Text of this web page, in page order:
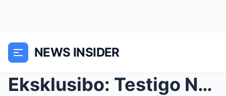
NEWS INSIDER
Eksklusibo: Testigo Naglahad ng Bagong Impormasyon...